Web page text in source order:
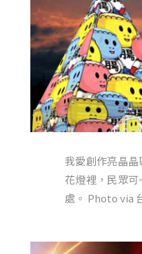
我愛創作亮晶
花燈裡，民眾
處。 Photo via